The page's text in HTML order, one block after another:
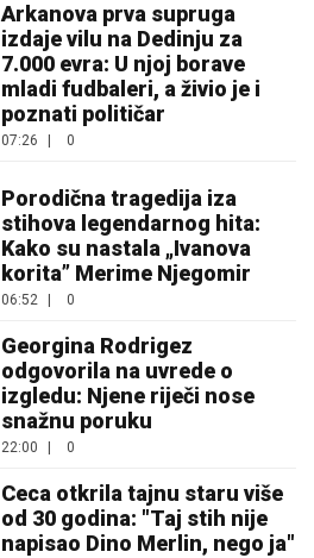
Arkanova prva supruga
izdaje vilu na Dedinju za
7.000 evra: U njoj borave
mladi fudbaleri, a živio je i
poznati političar
07:26 0
Porodična tragedija iza
stihova legendarnog hita:
Kako su nastala „Ivanova
korita” Merime Njegomir
06:52 0
Georgina Rodrigez
odgovorila na uvrede o
izgledu: Njene riječi nose
snažnu poruku
22:00 0
Ceca otkrila tajnu staru više
od 30 godina: "Taj stih nije
napisao Dino Merlin, nego ja"